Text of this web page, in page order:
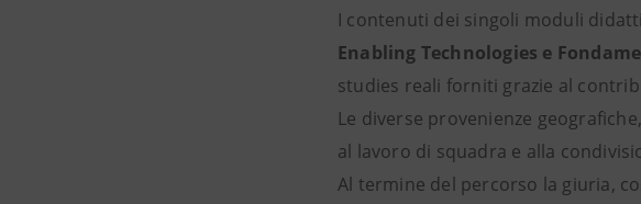
I contenuti dei singoli moduli
Enabling Technologies e
studies reali forniti grazie al
Le diverse provenienze
al lavoro di squadra e alla
Al termine del percorso la giuria,